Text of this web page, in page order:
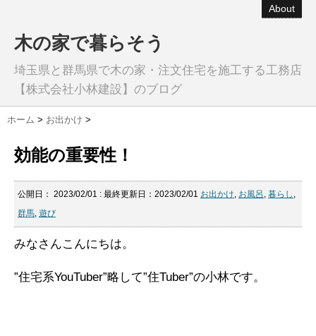
About
木の家で暮らそう
埼玉県と群馬県で木の家・注文住宅を施工する工務店
【株式会社小林建設】のブログ
ホーム > お出かけ >
効能の重要性！
公開日： 2023/02/01 : 最終更新日：2023/02/01 お出かけ, お風呂, 暮らし ,
群馬, 遊び
みなさんこんにちは。
”住宅系YouTuber”略して”住Tuber”の小林です。